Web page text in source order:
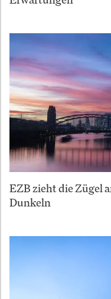
EZB zieht die Zügel
Dunkeln